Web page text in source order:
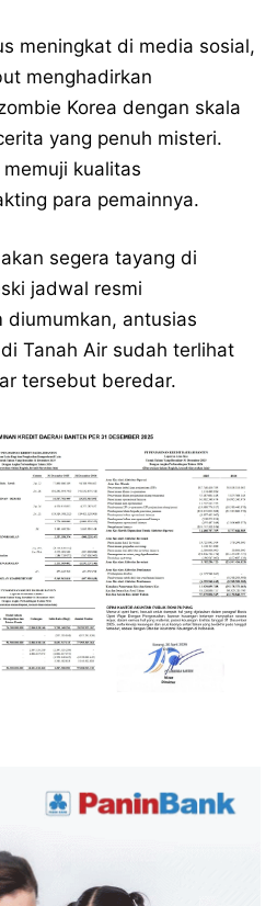
meningkat di media sosial,
menghadirkan
Korea dengan skala
yang penuh misteri.
kualitas
para pemainnya.
segera tayang di
jadwal resmi
diumumkan, antusias
Tanah Air sudah terlihat
tersebut beredar.